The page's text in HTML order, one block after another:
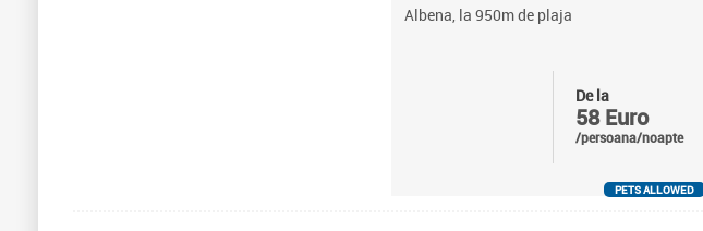
Albena, la 950m de plaja
De la
58 Euro
/persoana/noapte
PETS ALLOWED